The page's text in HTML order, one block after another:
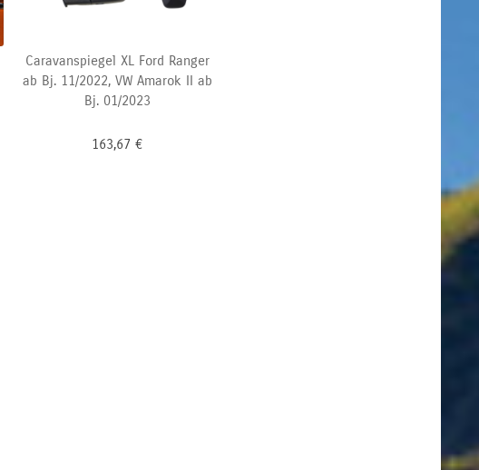
Caravanspiegel XL Ford Ranger
ab Bj. 11/2022, VW Amarok II ab
Bj. 01/2023
163,67 €